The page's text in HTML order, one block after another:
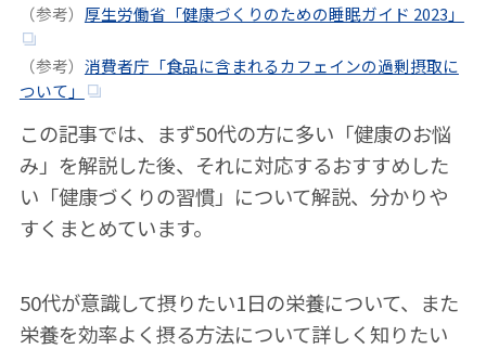
（参考） 厚生労働省「健康づくりのための睡眠ガイド 2023」
（参考） 消費者庁「食品に含まれるカフェインの過剰摂取に
ついて」
この記事では、まず50代の方に多い「健康のお悩
み」を解説した後、それに対応するおすすめした
い「健康づくりの習慣」について解説、分かりや
すくまとめています。
50代が意識して摂りたい1日の栄養について、また
栄養を効率よく摂る方法について詳しく知りたい